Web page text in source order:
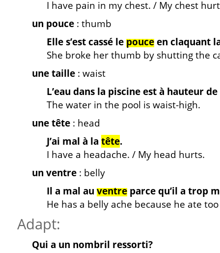
I have pain in my chest. / My chest
un pouce : thumb
Elle s’est cassé lepouceen claquant
She broke her thumb by shutting the
une taille : waist
L’eau dans la piscine est à hauteur de
The water in the pool is waist-high.
une tête : head
J’ai mal à la tête.
I have a headache. / My head hurts.
un ventre : belly
Il a mal au ventre parce qu’il a trop
He has a belly ache because he ate
Adapt:
Qui a un nombril ressorti?